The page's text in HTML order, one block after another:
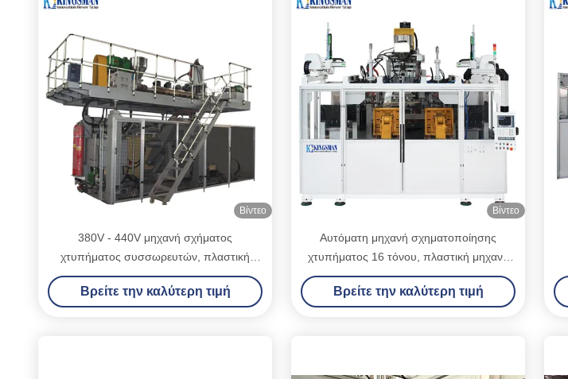
Βίντεο
380V - 440V μηχανή σχήματος
χτυπήματος συσσωρευτών, πλαστική
μηχανή σχηματοποίησης χτυπήματος
τυμπάνων
Βρείτε την καλύτερη τιμή
Βίντεο
Αυτόματη μηχανή σχηματοποίησης
χτυπήματος 16 τόνου, πλαστική μηχανή
σχήματος χτυπήματος μπουκαλιών
Βρείτε την καλύτερη τιμή